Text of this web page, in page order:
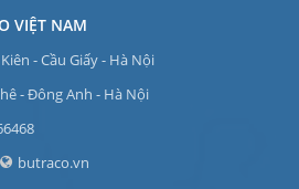
VIỆT NAM
- Cầu Giấy - Hà Nội
- Đông Anh - Hà Nội
butraco.vn